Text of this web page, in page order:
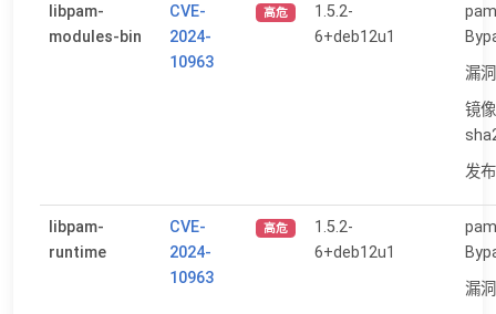
libpam-
modules-bin
CVE-
2024-
10963
高危
1.5.2-
6+deb12u1
漏
镜
发
libpam-
runtime
CVE-
2024-
10963
高危
1.5.2-
6+deb12u1
漏